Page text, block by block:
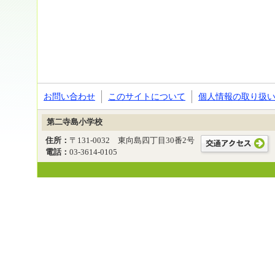
お問い合わせ このサイトについて 個人情報の取り扱い
第二寺島小学校
住所： 〒131-0032 東向島四丁目30番2号
電話： 03-3614-0105